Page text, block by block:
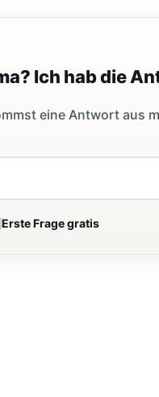
Ich hab die
eine Antwort aus
Erste Frage gratis